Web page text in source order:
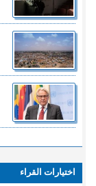
اختيارات القراء